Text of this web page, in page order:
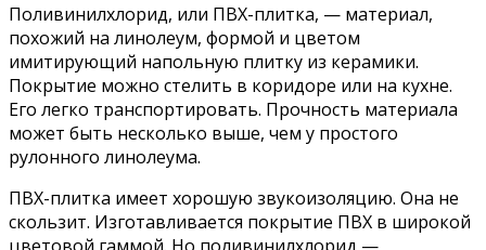
Поливинилхлорид, или ПВХ-плитка, — материал,
похожий на линолеум, формой и цветом
имитирующий напольную плитку из керамики.
Покрытие можно стелить в коридоре или на кухне.
Его легко транспортировать. Прочность материала
может быть несколько выше, чем у простого
рулонного линолеума.
ПВХ-плитка имеет хорошую звукоизоляцию. Она не
скользит. Изготавливается покрытие ПВХ в широкой
цветовой гаммой. Но поливинилхлорид —